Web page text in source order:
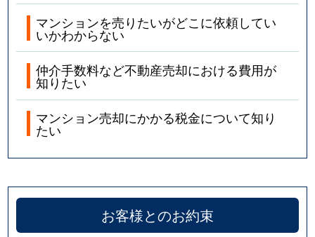
マンションを売りたいがどこに依頼してい
いかわからない
仲介手数料など不動産売却における費用が
知りたい
マンション売却にかかる税金について知り
たい
お客様とのお約束